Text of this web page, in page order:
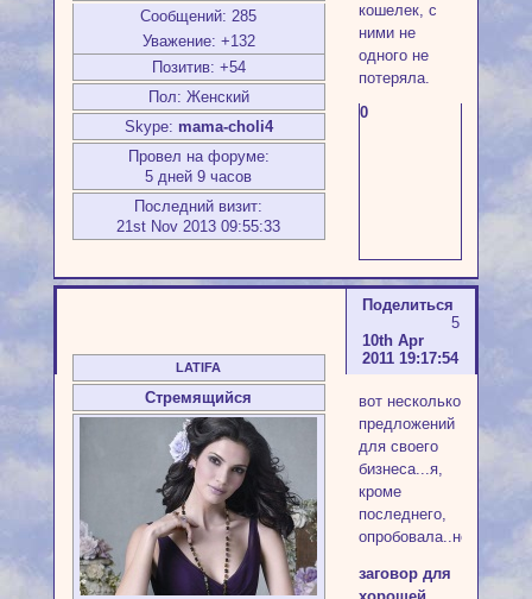
Сообщений: 285
Уважение: +132
Позитив: +54
Пол: Женский
Skype: mama-choli4
Провел на форуме:
5 дней 9 часов
Последний визит:
21st Nov 2013 09:55:33
кошелек, с
ними не
одного не
потеряла.
0
Поделиться
5
10th Apr
2011 19:17:54
LATIFA
Стремящийся
вот несколько
предложений
для своего
бизнеса...я,
кроме
последнего,
заговор для